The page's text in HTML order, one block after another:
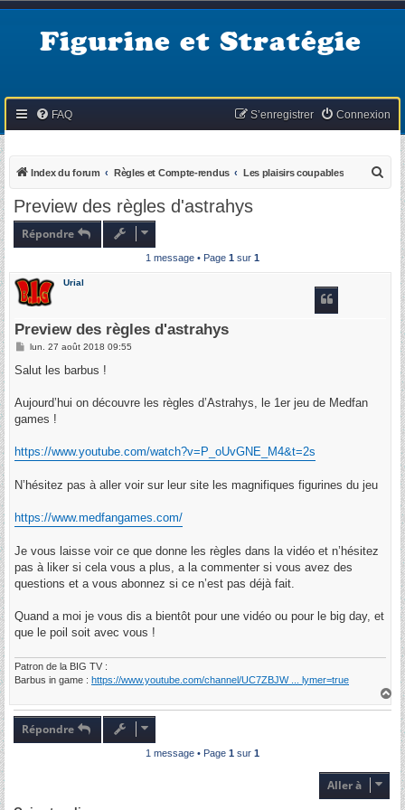
Figurine et Stratégie
FAQ Connexion
S’enregistrer
Index du forum Règles et Compte-rendus Les plaisirs coupables
Preview des règles d'astrahys
Répondre
1 message • Page 1 sur 1
Urial
Preview des règles d'astrahys
M
s
g
e
lun. 27 août 2018 09:55
Salut les barbus !
Aujourd’hui on découvre les règles d’Astrahys, le 1er jeu de Medfan
games !
https://www.youtube.com/watch?v=P_oUvGNE_M4&t=2s
N’hésitez pas à aller voir sur leur site les magnifiques figurines du jeu
https://www.medfangames.com/
Je vous laisse voir ce que donne les règles dans la vidéo et n’hésitez
pas à liker si cela vous a plus, a la commenter si vous avez des
questions et a vous abonnez si ce n’est pas déjà fait.
Quand a moi je vous dis a bientôt pour une vidéo ou pour le big day, et
que le poil soit avec vous !
Patron de la BIG TV :
Barbus in game : https://www.youtube.com/channel/UC7ZBJW ... lymer=true
H
Répondre
1 message • Page 1 sur 1
Aller à